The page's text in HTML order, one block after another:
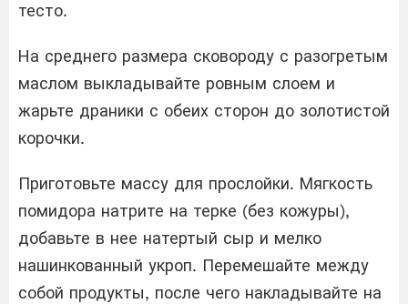
тесто.
На среднего размера сковороду с разогретым
маслом выкладывайте ровным слоем и
жарьте драники с обеих сторон до золотистой
корочки.
Приготовьте массу для прослойки. Мягкость
помидора натрите на терке (без кожуры),
добавьте в нее натертый сыр и мелко
нашинкованный укроп. Перемешайте между
собой продукты, после чего накладывайте на